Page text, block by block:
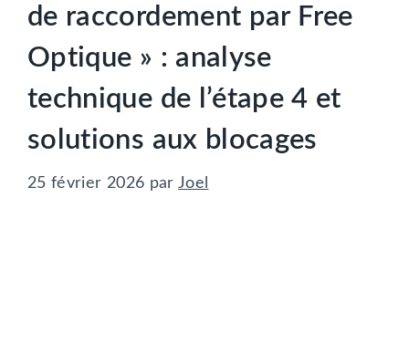
de raccordement par Free
Optique » : analyse
technique de l’étape 4 et
solutions aux blocages
25 février 2026 par Joel